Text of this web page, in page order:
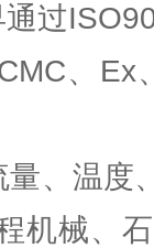
过
、Ex
、温度
机械、